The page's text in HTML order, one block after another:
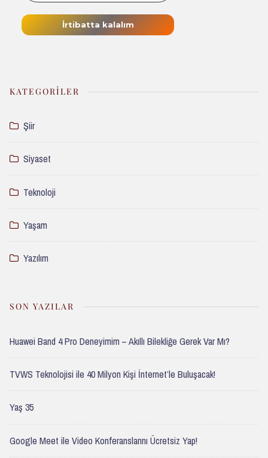
KATEGORILER
Şiir
Siyaset
Teknoloji
Yaşam
Yazılım
SON YAZILAR
Huawei Band 4 Pro Deneyimim – Akıllı Bilekliğe Gerek Var Mı?
TVWS Teknolojisi ile 40 Milyon Kişi İnternet’le Buluşacak!
Yaş 35
Google Meet ile Video Konferanslarını Ücretsiz Yap!